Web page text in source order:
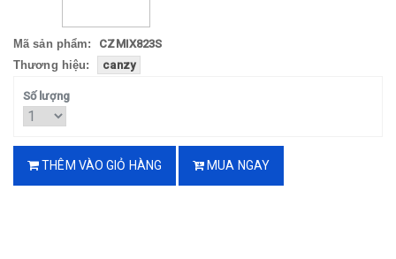
Mã sản phẩm:
CZMIX823S
Thương hiệu:
canzy
Số lượng
THÊM VÀO GIỎ HÀNG MUA NGAY